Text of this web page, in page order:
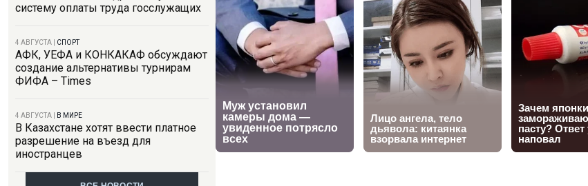
систему оплаты труда госслужащих
4 АВГУСТА СПОРТ
АФК, УЕФА и КОНКАКАФ обсуждают
создание альтернативы турнирам
ФИФА – Times
4 АВГУСТА В МИРЕ
В Казахстане хотят ввести платное
разрешение на въезд для
иностранцев